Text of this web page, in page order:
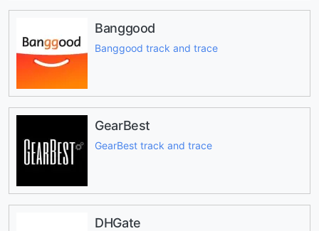
Banggood
Banggood track and trace
GearBest
GearBest track and trace
DHGate